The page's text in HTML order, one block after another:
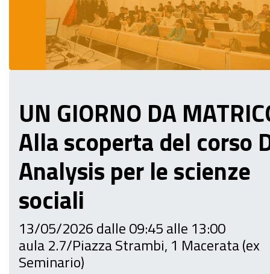
UN GIORNO DA
Alla scoperta del corso
Analysis per le scienze
sociali
13/05/2026 dalle 09:45 alle 13:00
aula 2.7/Piazza Strambi, 1 Macerata (ex
Seminario)